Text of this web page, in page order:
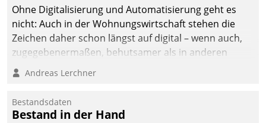
Ohne Digitalisierung und Automatisierung geht es
nicht: Auch in der Wohnungswirtschaft stehen die
Zeichen daher schon längst auf digital – wenn auch,
zugegebenermaßen, behutsamer als in anderen
Branchen.
Andreas Lerchner
Bestandsdaten
Bestand in der Hand